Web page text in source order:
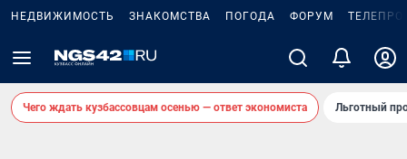
НЕДВИЖИМОСТЬ ЗНАКОМСТВА ПОГОДА ФОРУМ
Чего ждать кузбассовцам осенью — ответ экономиста Льготный